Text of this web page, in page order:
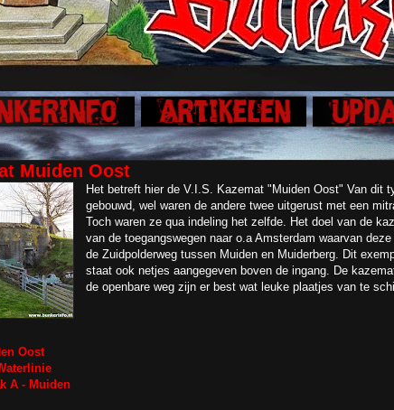
Muiden Oost
Het betreft hier de V.I.S. Kazemat "Muiden Oost" Van dit
gebouwd, wel waren de andere twee uitgerust met een
Toch waren ze qua indeling het zelfde. Het doel van de
van de toegangswegen naar o.a Amsterdam waarvan
de Zuidpolderweg tussen Muiden en Muiderberg. Dit
staat ook netjes aangegeven boven de ingang. De
de openbare weg zijn er best wat leuke plaatjes van te
Oost
A - Muiden